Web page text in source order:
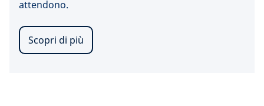
attendono.
Scopri di più